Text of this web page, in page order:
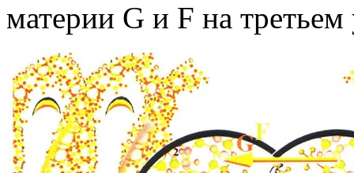
материи G и F на